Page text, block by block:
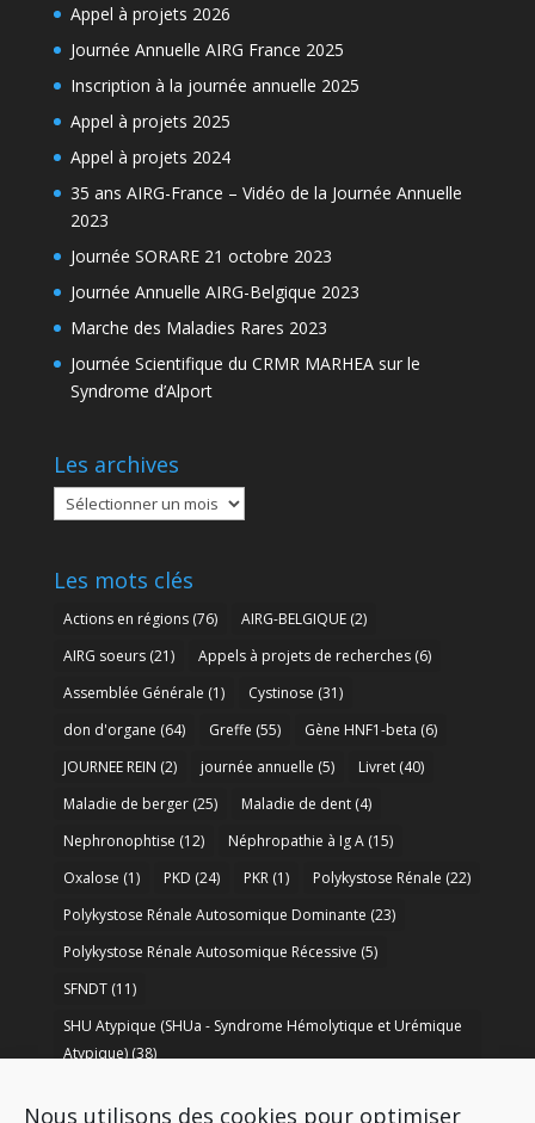
Nous utilisons des cookies pour optimiser
Appel à projets 2026
Journée Annuelle AIRG France 2025
Inscription à la journée annuelle 2025
Appel à projets 2025
Appel à projets 2024
35 ans AIRG-France – Vidéo de la Journée Annuelle
2023
Journée SORARE 21 octobre 2023
Journée Annuelle AIRG-Belgique 2023
Marche des Maladies Rares 2023
Journée Scientifique du CRMR MARHEA sur le
Syndrome d’Alport
Les archives
Les
archives
Les mots clés
Actions en régions(76) AIRG-BELGIQUE(2)
AIRG soeurs(21) Appels à projets de recherches(6)
Assemblée Générale (1) Cystinose (31)
don d'organe (64) Greffe (55) Gène HNF1-beta (6)
JOURNEE REIN (2) journée annuelle (5) Livret(40)
Maladie de berger(25) Maladie de dent(4)
Nephronophtise (12) Néphropathie à Ig A(15)
Oxalose (1) PKD (24) PKR(1) Polykystose Rénale (22)
Polykystose Rénale Autosomique Dominante (23)
Polykystose Rénale Autosomique Récessive (5)
SFNDT(11)
SHU Atypique (SHUa - Syndrome Hémolytique et Urémique
Atypique)(38)